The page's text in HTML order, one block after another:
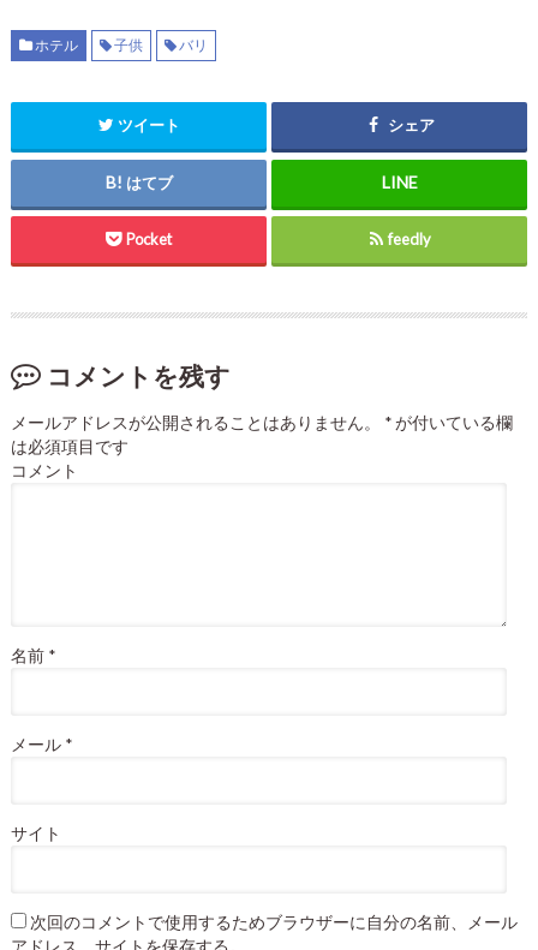
ホテル 子供 バリ
ツイート シェア
はてブ
Pocket feedly
コメントを残す
メールアドレスが公開されることはありません。 *が付いている欄
は必須項目です
コメント
名前 *
メール *
サイト
次回のコメントで使用するためブラウザーに自分の名前、メール
アドレス、サイトを保存する。